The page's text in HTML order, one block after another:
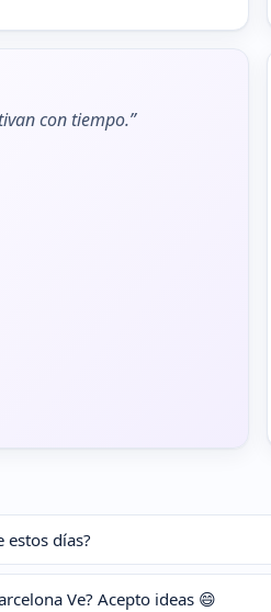
con tiempo.”
estos días?
Ve? Acepto ideas 😄